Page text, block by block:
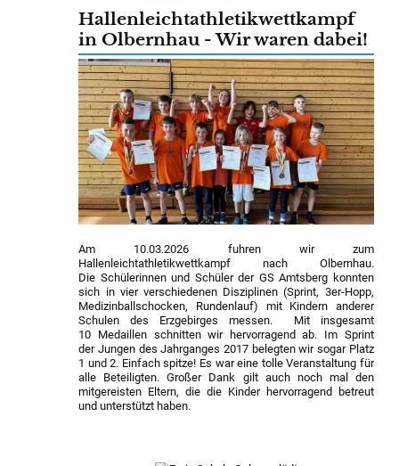
Hallenleichtathletikwettkampf
in Olbernhau - Wir waren dabei!
Am 10.03.2026 fuhren wir zum
Hallenleichtathletikwettkampf nach Olbernhau.
Die Schülerinnen und Schüler der GS Amtsberg konnten
sich in vier verschiedenen Disziplinen (Sprint, 3er-Hopp,
Medizinballschocken, Rundenlauf) mit Kindern anderer
Schulen des Erzgebirges messen. Mit insgesamt
10 Medaillen schnitten wir hervorragend ab. Im Sprint
der Jungen des Jahrganges 2017 belegten wir sogar Platz
1 und 2. Einfach spitze! Es war eine tolle Veranstaltung für
alle Beteiligten. Großer Dank gilt auch noch mal den
mitgereisten Eltern, die die Kinder hervorragend betreut
und unterstützt haben.